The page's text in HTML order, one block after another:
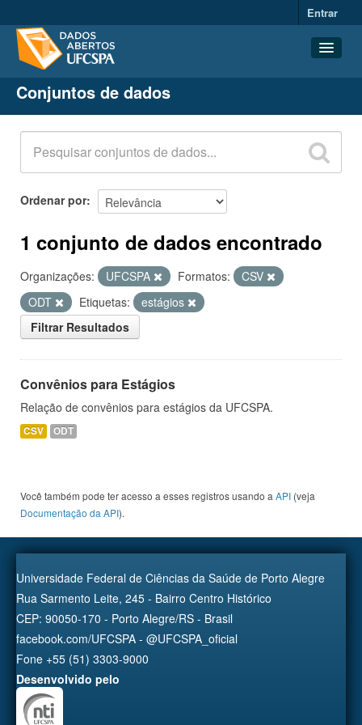
Entrar
Conjuntos de dados
Organizações
Grupos
Sobre
Conjuntos de dados
Ordenar por
1 conjunto de dados encontrado
Organizações: UFCSPA Formatos:
CSV
ODT
Etiquetas:
estágios
Filtrar Resultados
Convênios para Estágios
Relação de convênios para estágios da UFCSPA.
CSV ODT
Você também pode ter acesso a esses registros usando a API (veja
Documentação da API).
Universidade Federal de Ciências da Saúde de Porto Alegre
Rua Sarmento Leite, 245 - Bairro Centro Histórico
CEP: 90050-170 - Porto Alegre/RS - Brasil
facebook.com/UFCSPA - @UFCSPA_oficial
Fone +55 (51) 3303-9000
Desenvolvido pelo